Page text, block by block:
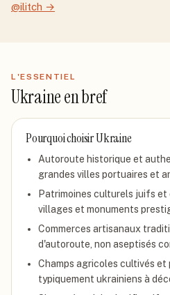
@ilitch →
L'ESSENTIEL
Ukraineen bref
Pourquoi choisirUkraine
Autoroute historique et
grandes villes portuaires et
Patrimoines culturels juifs et
villages et monuments
Commerces artisanaux
d'autoroute, non aseptisés
Champs agricoles cultivés et
typiquement ukrainiens à